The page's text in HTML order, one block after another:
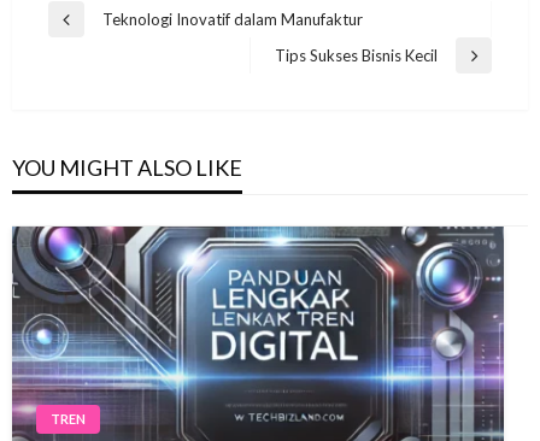
Navigasi
Previous
Teknologi Inovatif dalam Manufaktur
Next
Tips Sukses Bisnis Kecil
YOU MIGHT ALSO LIKE
TREN